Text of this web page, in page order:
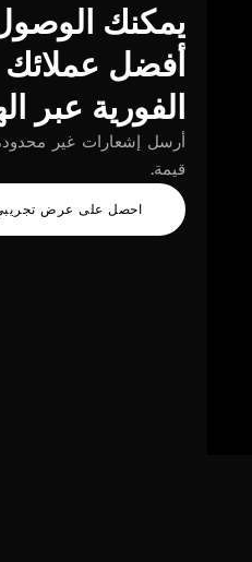
يمكنك
أفضل عملائك
الفورية عبر
أرسل إشعارات غير
قيمة.
احصل على عرض